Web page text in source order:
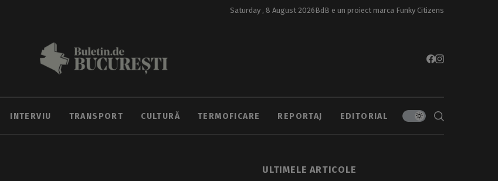
Saturday , 8 August 2026BdB e un proiect marca Funky Citizens
INTERVIU TRANSPORT CULTURĂ TERMOFICARE REPORTAJ EDITORIAL
ULTIMELE ARTICOLE